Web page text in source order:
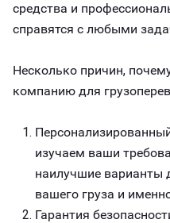
средства и
справятся с любыми
Несколько причин,
компанию для
изучаем ваши
наилучшие варианты
вашего груза и
Гарантия